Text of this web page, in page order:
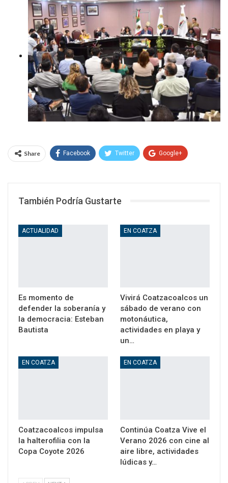
Share Facebook Twitter Google+
También Podría Gustarte
ACTUALIDAD
Es momento de
defender la soberanía y
la democracia: Esteban
Bautista
EN COATZA
Vivirá Coatzacoalcos un
sábado de verano con
motonáutica,
actividades en playa y
un…
EN COATZA
Coatzacoalcos impulsa
la halterofilia con la
Copa Coyote 2026
EN COATZA
Continúa Coatza Vive el
Verano 2026 con cine al
aire libre, actividades
lúdicas y…